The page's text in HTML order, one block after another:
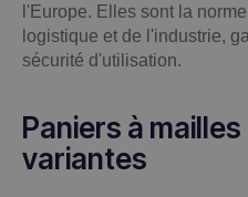
l'Europe. Elles sont la
logistique et de l'industrie,
sécurité d'utilisation.
Paniers à
variantes